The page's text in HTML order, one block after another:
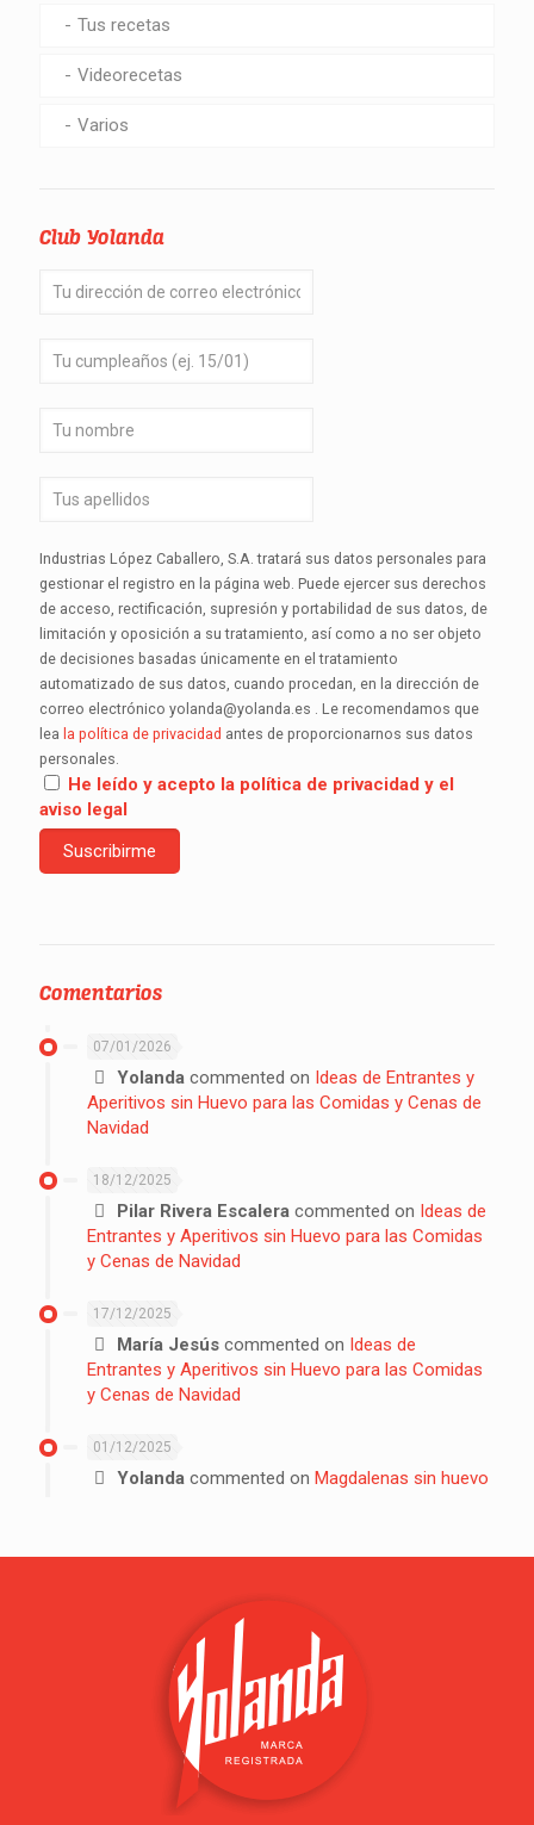
Tus recetas
Videorecetas
Varios
Club Yolanda
Industrias López Caballero, S.A. tratará sus datos personales para
gestionar el registro en la página web. Puede ejercer sus derechos
de acceso, rectificación, supresión y portabilidad de sus datos, de
limitación y oposición a su tratamiento, así como a no ser objeto
de decisiones basadas únicamente en el tratamiento
automatizado de sus datos, cuando procedan, en la dirección de
correo electrónico yolanda@yolanda.es . Le recomendamos que
lea la política de privacidad antes de proporcionarnos sus datos
personales.
He leído y acepto la política de privacidad y el
aviso legal
Comentarios
07/01/2026
Yolanda commented on Ideas de Entrantes y
Aperitivos sin Huevo para las Comidas y Cenas de
Navidad
18/12/2025
Pilar Rivera Escalera commented on Ideas de
Entrantes y Aperitivos sin Huevo para las Comidas
y Cenas de Navidad
17/12/2025
María Jesús commented on Ideas de
Entrantes y Aperitivos sin Huevo para las Comidas
y Cenas de Navidad
01/12/2025
Yolanda commented on Magdalenas sin huevo